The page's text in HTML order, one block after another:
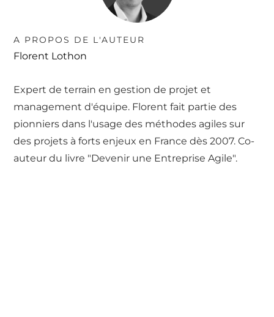
A PROPOS DE L'AUTEUR
Florent Lothon
Expert de terrain en gestion de projet et
management d'équipe. Florent fait partie des
pionniers dans l'usage des méthodes agiles sur
des projets à forts enjeux en France dès 2007. Co-
auteur du livre "Devenir une Entreprise Agile".